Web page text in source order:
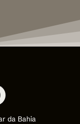
da Bahia